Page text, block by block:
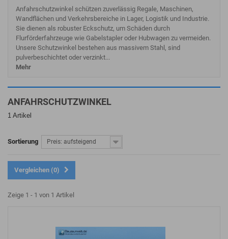
Anfahrschutzwinkel schützen zuverlässig Regale, Maschinen,
Wandflächen und Verkehrsbereiche in Lager, Logistik und Industrie.
Sie dienen als robuster Eckschutz, um Schäden durch
Flurförderfahrzeuge wie Gabelstapler oder Hubwagen zu vermeiden.
Unsere Schutzwinkel bestehen aus massivem Stahl, sind
pulverbeschichtet oder verzinkt...
Mehr
ANFAHRSCHUTZWINKEL
1 Artikel
Sortierung Preis: aufsteigend
Vergleichen (0)
Zeige 1 - 1 von 1 Artikel